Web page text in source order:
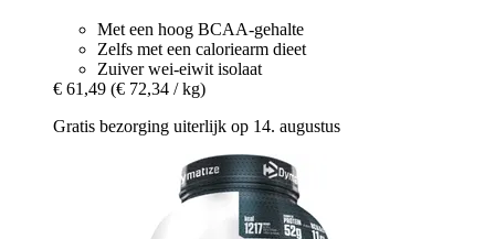
Met een hoog BCAA-gehalte
Zelfs met een caloriearm dieet
Zuiver wei-eiwit isolaat
€ 61,49 (€ 72,34 / kg)
Gratis bezorging uiterlijk op 14. augustus